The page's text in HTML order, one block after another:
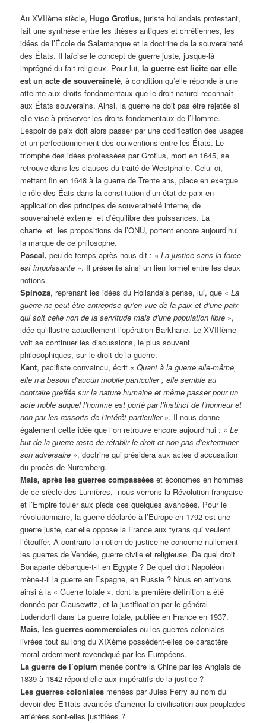
Au XVIIème siècle, Hugo Grotius, juriste hollandais protestant,
fait une synthèse entre les thèses antiques et chrétiennes, les
idées de l’École de Salamanque et la doctrine de la souveraineté
des États. Il laïcise le concept de guerre juste, jusque-là
imprégné du fait religieux. Pour lui, la guerre est licite car elle
est un acte de souveraineté, à condition qu’elle réponde à une
atteinte aux droits fondamentaux que le droit naturel reconnaît
aux États souverains. Ainsi, la guerre ne doit pas être rejetée si
elle vise à préserver les droits fondamentaux de l’Homme.
L’espoir de paix doit alors passer par une codification des usages
et un perfectionnement des conventions entre les États. Le
triomphe des idées professées par Grotius, mort en 1645, se
retrouve dans les clauses du traité de Westphalie. Celui-ci,
mettant fin en 1648 à la guerre de Trente ans, place en exergue
le rôle des Éats dans la constitution d’un état de paix en
application des principes de souveraineté interne, de
souveraineté externe et d’équilibre des puissances. La
charte et les propositions de l’ONU, portent encore aujourd’hui
la marque de ce philosophe.
Pascal, peu de temps après nous dit : «La justice sans la force
est impuissante ». Il présente ainsi un lien formel entre les deux
notions.
Spinoza, reprenant les idées du Hollandais pense, lui, que «La
guerre ne peut être entreprise qu’en vue de la paix et d’une paix
qui soit celle non de la servitude mais d’une population libre »,
idée qu’illustre actuellement l’opération Barkhane. Le XVIIIème
voit se continuer les discussions, le plus souvent
philosophiques, sur le droit de la guerre.
Kant, pacifiste convaincu, écrit «Quant à la guerre elle-même,
elle n’a besoin d’aucun mobile particulier ; elle semble au
contraire greffée sur la nature humaine et même passer pour un
acte noble auquel l’homme est porté par l’instinct de l’honneur et
non par les ressorts de l’intérêt particulier». Il nous donne
également cette idée que l’on retrouve encore aujourd’hui : «Le
but de la guerre reste de rétablir le droit et non pas d’exterminer
son adversaire », doctrine qui présidera aux actes d’accusation
du procès de Nuremberg.
Mais, après les guerres compassées et économes en hommes
de ce siècle des Lumières, nous verrons la Révolution française
et l’Empire fouler aux pieds ces quelques avancées. Pour le
révolutionnaire, la guerre déclarée à l’Europe en 1792 est une
guerre juste, car elle oppose la France aux tyrans qui veulent
l’étouffer. A contrario la notion de justice ne concerne nullement
les guerres de Vendée, guerre civile et religieuse. De quel droit
Bonaparte débarque-t-il en Egypte ? De quel droit Napoléon
mène-t-il la guerre en Espagne, en Russie ? Nous en arrivons
ainsi à la « Guerre totale », dont la première définition a été
donnée par Clausewitz, et la justification par le général
Ludendorff dans La guerre totale, publiée en France en 1937.
Mais, les guerres commercialesou les guerres coloniales
livrées tout au long du XIXème possèdent-elles ce caractère
moral ardemment revendiqué par les Européens.
La guerre de l’opium menée contre la Chine par les Anglais de
1839 à 1842 répond-elle aux impératifs de la justice ?
Les guerres coloniales menées par Jules Ferry au nom du
devoir des E1tats avancés d’amener la civilisation aux peuplades
arriérées sont-elles justifiées ?